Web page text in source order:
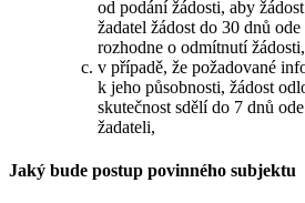
od podání žádosti, aby
žadatel žádost do 30 dnů
rozhodne o odmítnutí žádosti,
v případě, že požadované
k jeho působnosti, žádost
skutečnost sdělí do 7 dnů
žadateli,
Jaký bude postup povinného subjektu